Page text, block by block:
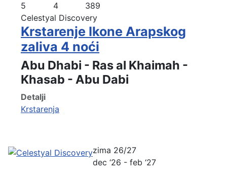
5 4
389
Celestyal Discovery
Krstarenje Ikone Arapskog
zaliva 4 noći
Abu Dhabi - Ras al Khaimah -
Khasab - Abu Dabi
Detalji
Krstarenja
zima 26/27
dec ‘26 - feb ‘27